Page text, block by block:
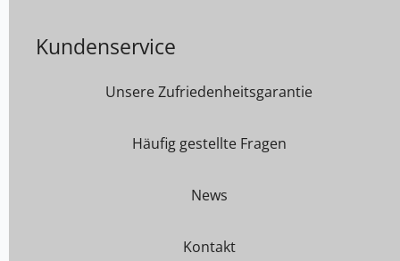
Kundenservice
Unsere Zufriedenheitsgarantie
Häufig gestellte Fragen
News
Kontakt